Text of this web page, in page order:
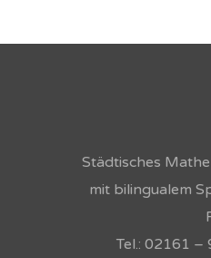
Städtisches
mit bilingualem
Tel.: 02161 –